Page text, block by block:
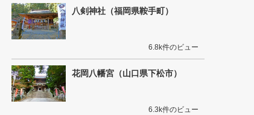
八剣神社（福岡県鞍手町）
6.8k件のビュー
花岡八幡宮（山口県下松市）
6.3k件のビュー